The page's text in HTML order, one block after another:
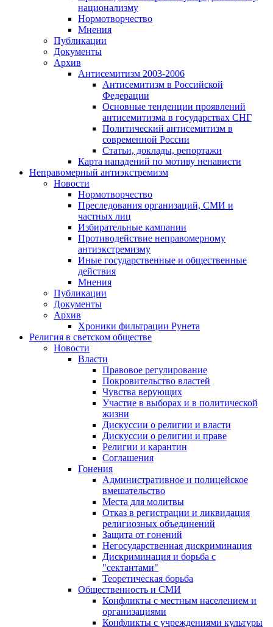
национализму
Нормотворчество
Мнения
Публикации
Документы
Архив
Антисемитизм 2003-2006
Антисемитизм в Российской
Федерации
Основные тенденции проявлений
антисемитизма в государствах СНГ
Политический антисемитизм в
современной России
Статьи, доклады, репортажи
Карта нападений по мотиву ненависти
Неправомерный антиэкстремизм
Новости
Нормотворчество
Преследования организаций, СМИ и
частных лиц
Избирательные кампании
Противодействие неправомерному
антиэкстремизму
Иные государственные и общественные
действия
Мнения
Публикации
Документы
Архив
Хроники фильтрации Рунета
Религия в светском обществе
Новости
Власти
Правовое регулирование
Покровительство властей
Чувства верующих
Участие в выборах и в политической
жизни
Дискуссии о религии и власти
Дискуссии о религии и праве
Религии и карантин
Соглашения
Гонения
Административное и полицейское
вмешательство
Места для молитвы
Отказ в регистрации и ликвидация
религиозных объединений
Защита от гонений
Негосударственная дискриминация
Дискриминация и борьба с
"сектантами"
Теоретическая борьба
Общественность и СМИ
Конфликты с местным населением и
организациями
Конфликты с учреждениями культуры